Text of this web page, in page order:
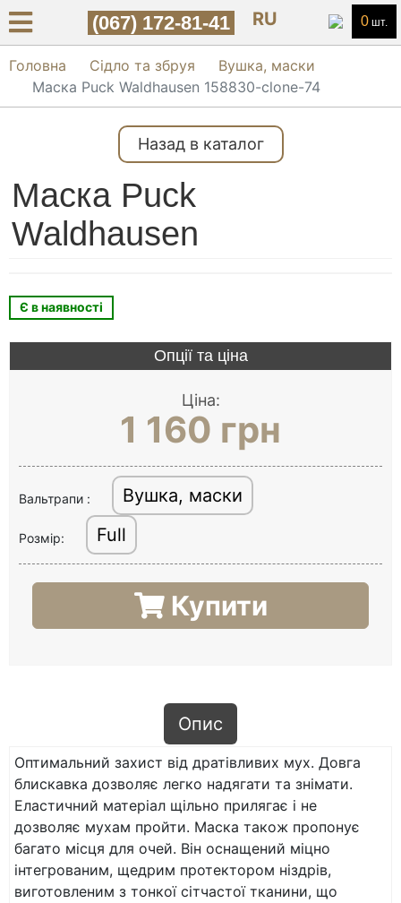
(067) 172-81-41 RU 0 шт.
Головна Сідло та збруя
Вушка, маски
Маска Puck Waldhausen 158830-clone-74
Назад в каталог
Маска Puck
Waldhausen
Є в наявності
Опції та ціна
Ціна:
1 160 грн
Вальтрапи : Вушка, маски
Розмір: Full
Купити
Опис
Оптимальний захист від дратівливих мух. Довга
блискавка дозволяє легко надягати та знімати.
Еластичний матеріал щільно прилягає і не
дозволяє мухам пройти. Маска також пропонує
багато місця для очей. Він оснащений міцно
інтегрованим, щедрим протектором ніздрів,
виготовленим з тонкої сітчастої тканини, що